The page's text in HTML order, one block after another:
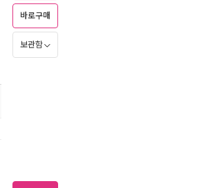
바로구매
보관함